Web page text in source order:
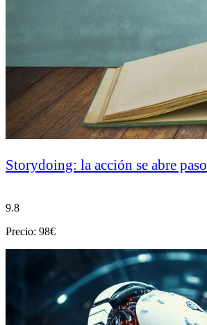
Storydoing: la acción se abre paso
9.8
Precio: 98€